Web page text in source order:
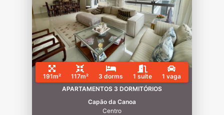
191m² 117m² 3 dorms 1 suíte
1 vaga
APARTAMENTOS 3 DORMITÓRIOS
Capão da Canoa
Centro